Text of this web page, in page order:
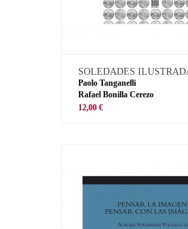
SOLEDADES
Paolo Tanganelli
Rafael Bonilla Cerezo
12,00 €